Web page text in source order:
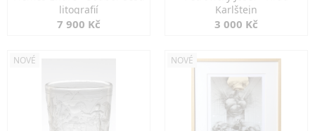
litografií
7 900 Kč
Karlštejn
3 000 Kč
NOVÉ NOVÉ